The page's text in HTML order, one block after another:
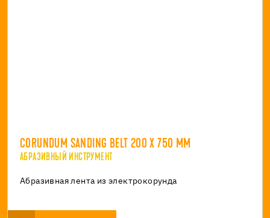
CORUNDUM SANDING BELT 200 X 750 MM
АБРАЗИВНЫЙ ИНСТРУМЕНТ
Абразивная лента из электрокорунда